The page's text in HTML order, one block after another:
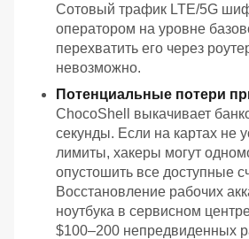
Сотовый трафик LTE/5G
оператором на уровне
перехватить его через
невозможно.
Потенциальные потери
ChocoShell выкачивает
секунды. Если на картах не
лимиты, хакеры могут
опустошить все доступные
Восстановление рабочих
ноутбука в сервисном
$100–200 непредвиденных